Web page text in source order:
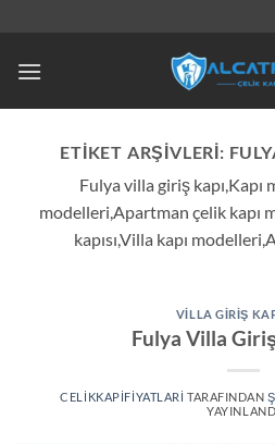
ETIKET ARŞIVLERI:
Fulya villa giriş kapı,Kapı
modelleri,Apartman çelik kapı
kapısı,Villa kapı
VILLA GIRIŞ
Fulya Villa
CELIKKAPIFIYATLARI TARAFINDAN